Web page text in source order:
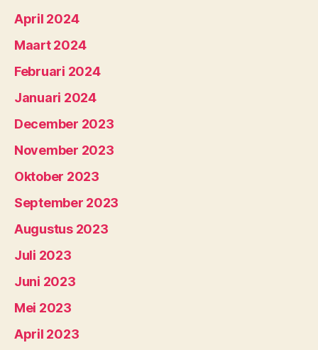
April 2024
Maart 2024
Februari 2024
Januari 2024
December 2023
November 2023
Oktober 2023
September 2023
Augustus 2023
Juli 2023
Juni 2023
Mei 2023
April 2023